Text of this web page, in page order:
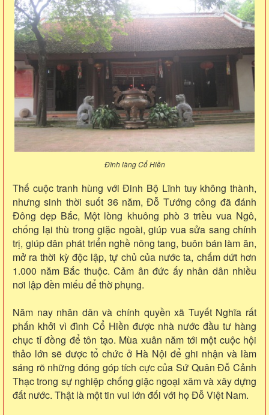
Đình làng Cổ Hiền
Thế cuộc tranh hùng với Đinh Bộ Lĩnh tuy không thành,
nhưng sinh thời suốt 36 năm, Đỗ Tướng công đã đánh
Đông dẹp Bắc, Một lòng khuông phò 3 triều vua Ngô,
chống lại thù trong giặc ngoài, giúp vua sửa sang chính
trị, giúp dân phát triển nghề nông tang, buôn bán làm ăn,
mở ra thời kỳ độc lập, tự chủ của nước ta, chấm dứt hơn
1.000 năm Bắc thuộc. Cảm ân đức ấy nhân dân nhiều
nơi lập đền miếu để thờ phụng.
Năm nay nhân dân và chính quyền xã Tuyết Nghĩa rất
phấn khởi vì đình Cổ Hiền được nhà nước đầu tư hàng
chục tỉ đồng để tôn tạo. Mùa xuân năm tới một cuộc hội
thảo lớn sẽ được tổ chức ở Hà Nội để ghi nhận và làm
sáng rõ những đóng góp tích cực của Sứ Quân Đỗ Cảnh
Thạc trong sự nghiệp chống giặc ngoại xâm và xây dựng
đất nước. Thật là một tin vui lớn đối với họ Đỗ Việt Nam.